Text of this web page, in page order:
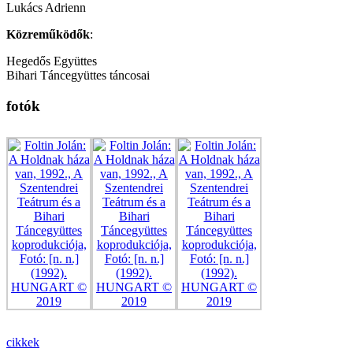
Lukács Adrienn
Közreműködők:
Hegedős Együttes
Bihari Táncegyüttes táncosai
fotók
cikkek